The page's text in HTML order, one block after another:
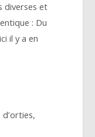
diverses et
: Du
il y a en